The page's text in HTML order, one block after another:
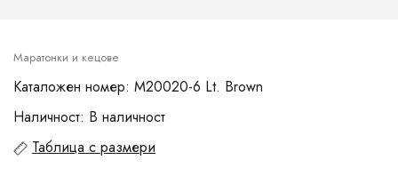
Маратонки и кецове
Каталожен номер: M20020-6 Lt. Brown
Наличност: В наличност
Таблица с размери